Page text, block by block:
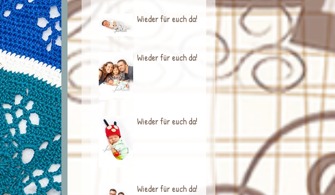
Wieder für euch da!
Wieder für euch da!
Wieder für euch da!
Wieder für euch da!